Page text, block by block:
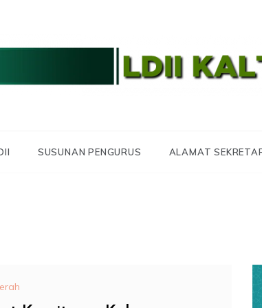
SUSUNAN PENGURUS ALAMAT